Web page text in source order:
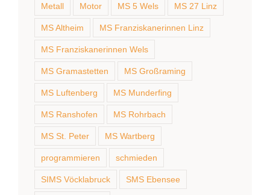
Metall Motor MS 5 Wels MS 27 Linz
MS Altheim MS Franziskanerinnen Linz
MS Franziskanerinnen Wels
MS Gramastetten MS Großraming
MS Luftenberg MS Munderfing
MS Ranshofen MS Rohrbach
MS St. Peter MS Wartberg
programmieren schmieden
SIMS Vöcklabruck SMS Ebensee